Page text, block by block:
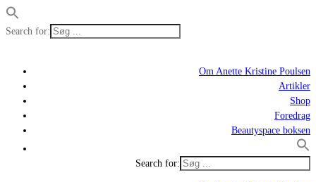
Search for:
Om Anette Kristine Poulsen
Artikler
Shop
Foredrag
Beautyspace boksen
Search for: